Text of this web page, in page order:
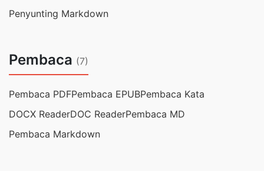
Penyunting Markdown
Pembaca (7)
Pembaca PDFPembaca EPUBPembaca Kata
DOCX ReaderDOC ReaderPembaca MD
Pembaca Markdown